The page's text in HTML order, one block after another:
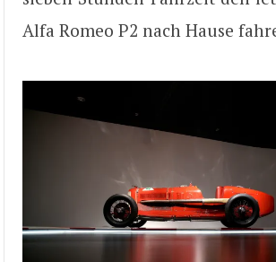
Alfa Romeo P2 nach Hause